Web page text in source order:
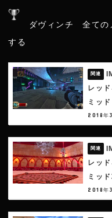
ダヴィンチ 全ての
する
レッ
ミッ
2018年
レッ
ミッ
2018年